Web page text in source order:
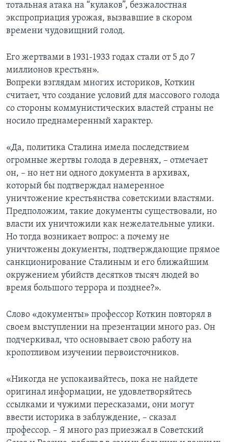
тотальная атака на “кулаков”, безжалостная
экспроприация урожая, вызвавшие в скором
времени чудовищний голод.
Его жертвами в 1931-1933 годах стали от 5 до 7
миллионов крестьян».
Вопреки взглядам многих историков, Коткин
считает, что создание условий для массового голода
со стороны коммунистических властей страны не
носило преднамеренный характер.
«Да, политика Сталина имела последствием
огромные жертвы голода в деревнях, – отмечает
он, – но нет ни одного документа в архивах,
который бы подтверждал намеренное
уничтожение крестьянства советскими властями.
Предположим, такие документы существовали, но
власти их уничтожили как нежелательные улики.
Но тогда возникает вопрос: а почему не
уничтожены документы, подтверждающие прямое
санкционирование Сталиным и его ближайшим
окружением убийств десятков тысяч людей во
время большого террора и позднее?».
Слово «документы» профессор Коткин повторял в
своем выступлении на презентации много раз. Он
подчеркивал, что основывает свою работу на
кропотливом изучении первоисточников.
«Никогда не успокаивайтесь, пока не найдете
оригинал информации, не удовлетворяйтесь
ссылками и чужими пересказами, они могут
ввести историка в заблуждение, – сказал
профессор. – Я много раз приезжал в Советский